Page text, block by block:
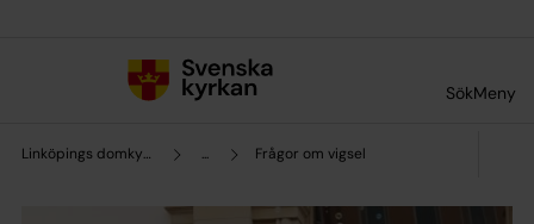
SökMeny
Linköpings domkyrkopastorat ... Frågor om vigsel